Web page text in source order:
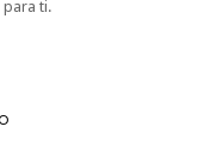
para ti.